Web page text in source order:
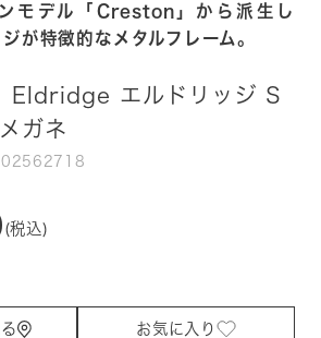
モデル「Creston」から派生し
が特徴的なメタルフレーム。
Eldridge エルドリッジ S
ガネ
(税込)
お気に入り